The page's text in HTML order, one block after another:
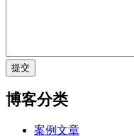
提交
博客分类
案例文章